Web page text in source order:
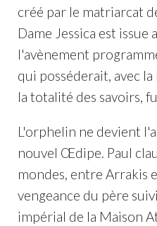
créé par le matriarcat
Dame Jessica est
l'avènement
qui posséderait, avec
la totalité des savoirs,
L'orphelin ne devient
nouvel Œdipe. Paul
mondes, entre Arrakis
vengeance du père
impérial de la Maison